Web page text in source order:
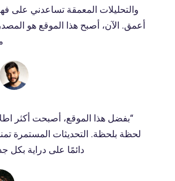
والتحليلات المعمقة تساعدني على
أعمق. الآن، أصبح هذا الموقع هو المصدر
“بفضل هذا الموقع، أصبحت أكثر
لحظة بلحظة. التحديثات المستمرة
دائمًا على دراية بكل